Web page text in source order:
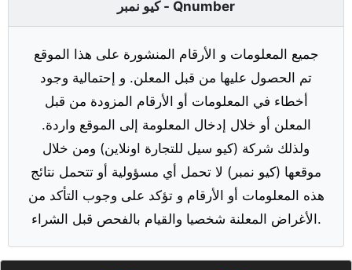
كيو نمبر - Qnumber
جميع المعلومات و الأرقام المنشورة على هذا الموقع
تم الحصول عليها من قبل المعلن. و إحتمالية وجود
أخطاء في المعلومات أو الأرقام المزودة من قبل
المعلن أو خلال إدخال المعلومة إلى الموقع واردة.
ولذلك شركة (كيو سيل للتجارة اونلاين) ومن خلال
موقعها (كيو نمبر) لا تحمل أي مسؤولية أو تتحمل نتائج
هذه المعلومات أو الأرقام و تؤكد على وجوب التأكد من
الأغراض المعلنة شخصيا والقيام بالفحص قبل الشراء.